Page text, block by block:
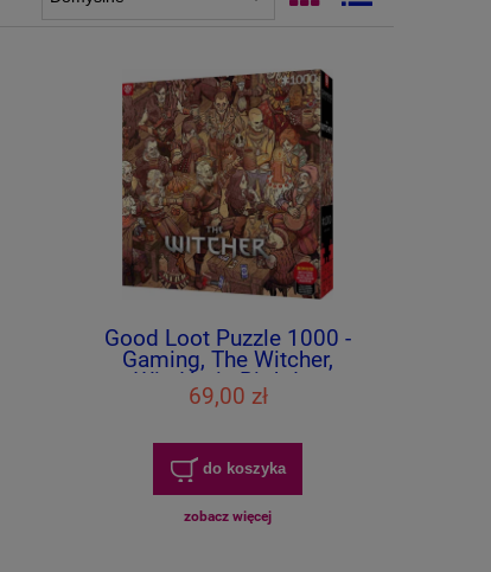
Good Loot Puzzle 1000 -
Gaming, The Witcher,
Wiedźmin Birthday
69,00 zł
do koszyka
zobacz więcej